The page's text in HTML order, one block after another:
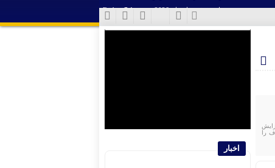
جمعه, ۱۶ مرداد , ۱۴۰۵ برابر با - Friday, 7 August , 2026
هدف را
اخبار